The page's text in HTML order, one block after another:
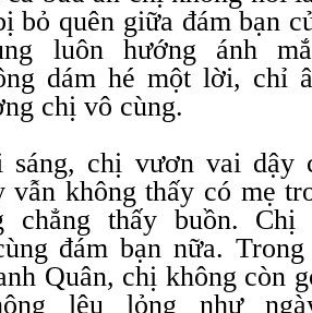
bỏ quên giữa đámbạn
luôn hướng ánh
dám hé một lời, chỉ
chị vô cùng.
sáng, chị vươn vai dậy
vẫn không thấy có mẹ
chẳng thấy buồn. Chị
đám bạn nữa.
Quân, chị không còn
lêu lỏng như